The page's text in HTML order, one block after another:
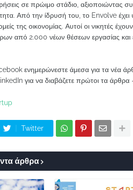
σε πρώιμο στάδιο,
Από την ίδρυσή του, το Envolve
της οικονομίας. Αυτοί οι νικητές
από 2.000 νέων θέσεων εργασίας
ενημερώνεστε άμεσα για τα νέα
για να διαβάζετε πρώτοι τα άρθρα
Twitter
άρθρα